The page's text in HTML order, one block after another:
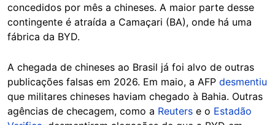
concedidos por mês a chineses. A maior parte desse
contingente é atraída a Camaçari (BA), onde há uma
fábrica da BYD.
A chegada de chineses ao Brasil já foi alvo de outras
publicações falsas em 2026. Em maio, a AFP desmentiu
que militares chineses haviam chegado à Bahia. Outras
agências de checagem, como a Reuters e o Estadão